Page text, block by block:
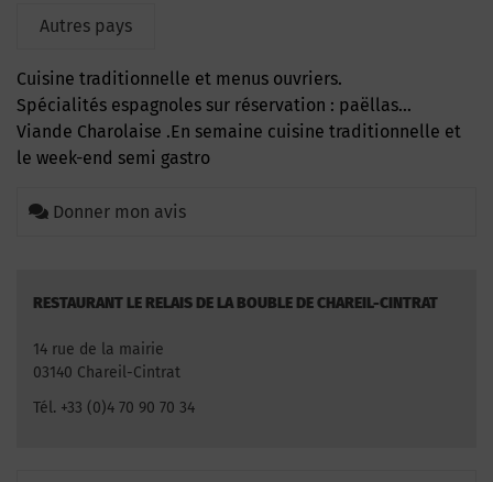
Autres pays
Cuisine traditionnelle et menus ouvriers.
Spécialités espagnoles sur réservation : paëllas…
Viande Charolaise .En semaine cuisine traditionnelle et
le week-end semi gastro
Donner mon avis
RESTAURANT LE RELAIS DE LA BOUBLE DE CHAREIL-CINTRAT
14 rue de la mairie
03140 Chareil-Cintrat
Tél. +33 (0)4 70 90 70 34